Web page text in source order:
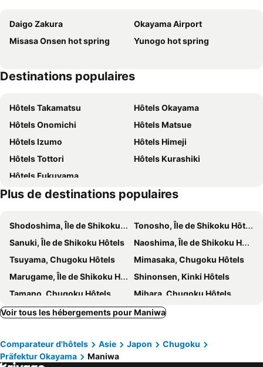
Daigo Zakura
Okayama Airport
Misasa Onsen hot spring
Yunogo hot spring
Destinations populaires
Hôtels Takamatsu
Hôtels Okayama
Hôtels Onomichi
Hôtels Matsue
Hôtels Izumo
Hôtels Himeji
Hôtels Tottori
Hôtels Kurashiki
Hôtels Fukuyama
Plus de destinations populaires
Shodoshima, Île de Shikoku Hôtels
Tonosho, Île de Shikoku Hôtels
Sanuki, Île de Shikoku Hôtels
Naoshima, Île de Shikoku Hôtels
Tsuyama, Chugoku Hôtels
Mimasaka, Chugoku Hôtels
Marugame, Île de Shikoku Hôtels
Shinonsen, Kinki Hôtels
Tamano, Chugoku Hôtels
Mihara, Chugoku Hôtels
Misasa, Chugoku Hôtels
Daisen, Chugoku Hôtels
Yasugi, Chugoku Hôtels
Shobara, Chugoku Hôtels
Kurayoshi, Chugoku Hôtels
Yurihama, Chugoku Hôtels
Voir tous les hébergements pour Maniwa
Comparateur d'hôtels Asie Japon
Chugoku
Präfektur Okayama
Maniwa